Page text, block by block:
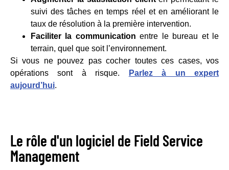
suivi des tâches en temps réel et en améliorant le
taux de résolution à la première intervention.
Faciliter la communication entre le bureau et le
terrain, quel que soit l’environnement.
Si vous ne pouvez pas cocher toutes ces cases, vos
opérations sont à risque.
Parlez à un expert
aujourd’hui.
Le rôle d'un logiciel de Field Service
Management